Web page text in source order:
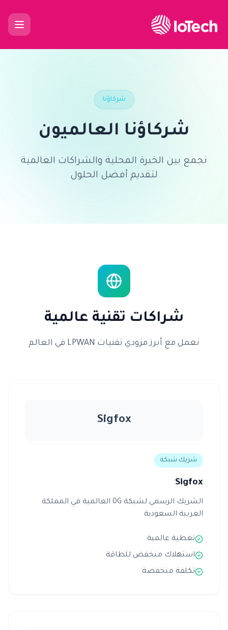
شركاؤنا
شركاؤنا العالميون
نجمع بين الخبرة المحلية والشراكات العالمية
لتقديم أفضل الحلول
شراكات تقنية عالمية
نعمل مع أبرز مزودي تقنيات LPWAN في العالم
Sigfox
شريك شبكة
Sigfox
الشريك الرسمي لشبكة 0G العالمية في المملكة
العربية السعودية
تغطية عالمية
استهلاك منخفض للطاقة
تكلفة منخفضة